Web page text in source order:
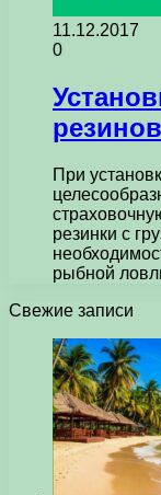
11.12.2017
0
При
резинки с
рыбной
Свежие записи